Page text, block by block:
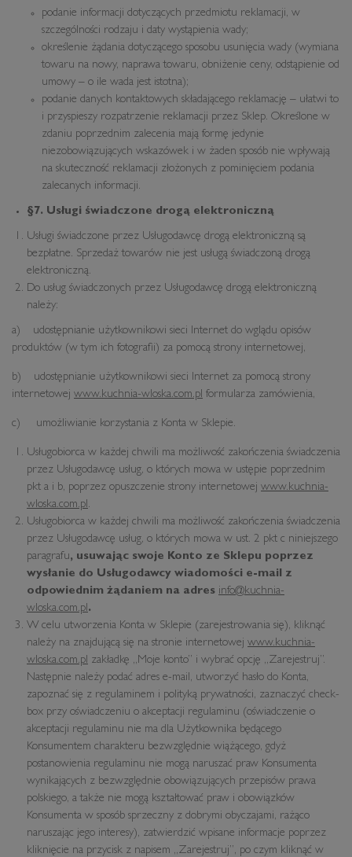
podanie informacji dotyczących przedmiotu reklamacji, w
szczególności rodzaju i daty wystąpienia wady;
określenie żądania dotyczącego sposobu usunięcia wady (wymiana
towaru na nowy, naprawa towaru, obniżenie ceny, odstąpienie od
umowy – o ile wada jest istotna);
podanie danych kontaktowych składającego reklamację – ułatwi to
i przyspieszy rozpatrzenie reklamacji przez Sklep. Określone w
zdaniu poprzednim zalecenia mają formę jedynie
niezobowiązujących wskazówek i w żaden sposób nie wpływają
na skuteczność reklamacji złożonych z pominięciem podania
zalecanych informacji.
§7. Usługi świadczone drogą elektroniczną
Usługi świadczone przez Usługodawcę drogą elektroniczną są
bezpłatne. Sprzedaż towarów nie jest usługą świadczoną drogą
elektroniczną.
Do usług świadczonych przez Usługodawcę drogą elektroniczną
należy:
a) udostępnianie użytkownikowi sieci Internet do wglądu opisów
produktów (w tym ich fotografii) za pomocą strony internetowej,
b) udostępnianie użytkownikowi sieci Internet za pomocą strony
internetowej www.kuchnia-wloska.com.pl formularza zamówienia,
c) umożliwianie korzystania z Konta w Sklepie.
Usługobiorca w każdej chwili ma możliwość zakończenia świadczenia
przez Usługodawcę usług, o których mowa w ustępie poprzednim
pkt a i b, poprzez opuszczenie strony internetowej www.kuchnia-
wloska.com.pl.
Usługobiorca w każdej chwili ma możliwość zakończenia świadczenia
przez Usługodawcę usług, o których mowa w ust. 2 pkt c niniejszego
paragrafu, usuwając swoje Konto ze Sklepu poprzez
wysłanie do Usługodawcy wiadomości e-mail z
odpowiednim żądaniem na adres info@kuchnia-
wloska.com.pl.
W celu utworzenia Konta w Sklepie (zarejestrowania się), kliknąć
należy na znajdującą się na stronie internetowej www.kuchnia-
wloska.com.pl zakładkę „Moje konto” i wybrać opcję „Zarejestruj”.
Następnie należy podać adres e-mail, utworzyć hasło do Konta,
zapoznać się z regulaminem i polityką prywatności, zaznaczyć check-
box przy oświadczeniu o akceptacji regulaminu (oświadczenie o
akceptacji regulaminu nie ma dla Użytkownika będącego
Konsumentem charakteru bezwzględnie wiążącego, gdyż
postanowienia regulaminu nie mogą naruszać praw Konsumenta
wynikających z bezwzględnie obowiązujących przepisów prawa
polskiego, a także nie mogą kształtować praw i obowiązków
Konsumenta w sposób sprzeczny z dobrymi obyczajami, rażąco
naruszając jego interesy), zatwierdzić wpisane informacje poprzez
kliknięcie na przycisk z napisem „Zarejestruj”, po czym kliknąć w